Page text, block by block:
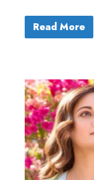
Read More